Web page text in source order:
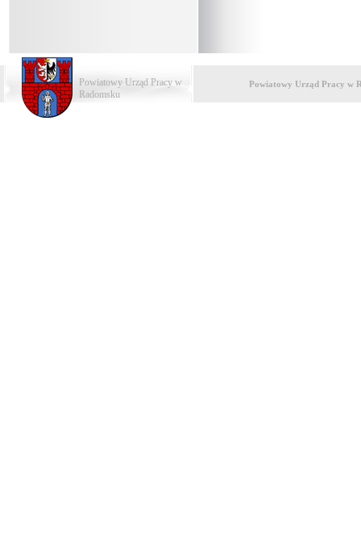
Powiatowy Urząd Pracy w
Radomsku
Powiatowy Urząd Pracy w